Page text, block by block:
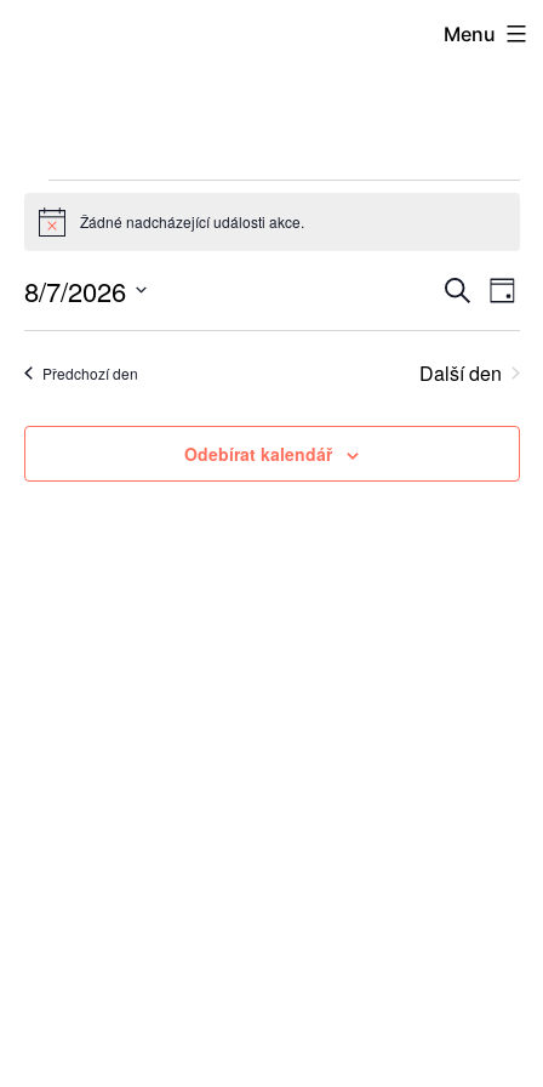
Menu
Akce
for
7.
8.
Notice Žádné nadcházející události akce.
pro
HledatDen
8/7/2026
Vyberte
datum.
Předchozí den Další den
Odebírat kalendář